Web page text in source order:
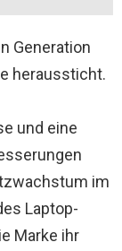
Generation
heraussticht.
und eine
im
Laptop-
Marke ihr